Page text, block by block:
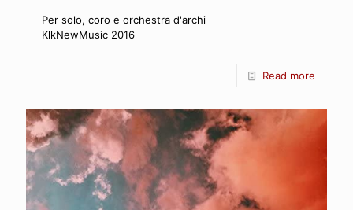
Per solo, coro e orchestra d'archi
KlkNewMusic 2016
Read more